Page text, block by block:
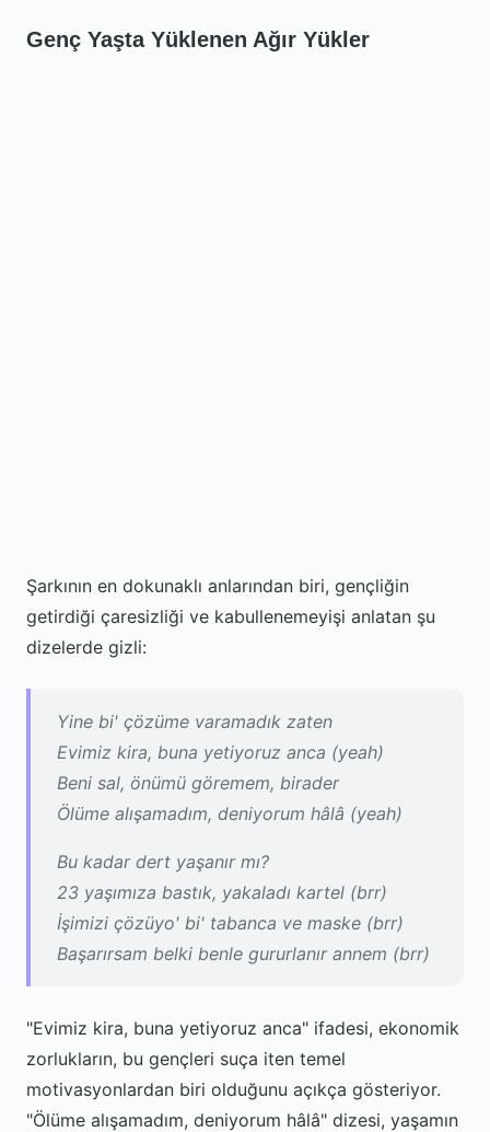
Genç Yaşta Yüklenen Ağır Yükler
Şarkının en dokunaklı anlarından biri, gençliğin
getirdiği çaresizliği ve kabullenemeyişi anlatan şu
dizelerde gizli:
Yine bi' çözüme varamadık zaten
Evimiz kira, buna yetiyoruz anca (yeah)
Beni sal, önümü göremem, birader
Ölüme alışamadım, deniyorum hâlâ (yeah)
Bu kadar dert yaşanır mı?
23 yaşımıza bastık, yakaladı kartel (brr)
İşimizi çözüyo' bi' tabanca ve maske (brr)
Başarırsam belki benle gururlanır annem (brr)
"Evimiz kira, buna yetiyoruz anca" ifadesi, ekonomik
zorlukların, bu gençleri suça iten temel
motivasyonlardan biri olduğunu açıkça gösteriyor.
"Ölüme alışamadım, deniyorum hâlâ" dizesi, yaşamın